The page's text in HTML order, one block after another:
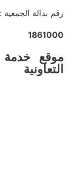
رقم بدالة الجمعية :
1861000
موقع خدمة
التعاونية